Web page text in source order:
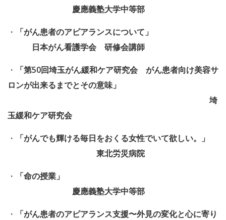
慶應義塾大学中等部
・
「がん患者のアピアランスについて」
日本がん看護学会 研修会講師
・
「第50回埼玉がん緩和ケア研究会 がん患者向け美容サ
ロンが出来るまでとその意味」
埼
玉緩和ケア研究会
・
「がんでも輝ける毎日をおくる女性でいて欲しい。」
東北労災病院
・
「命の授業」
慶應義塾大学中等部
・
「がん患者のアピアランス支援〜外見の変化と心に寄り